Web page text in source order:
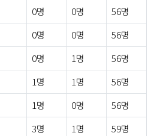
0명 0명
56명
0명 0명
56명
0명 1명
56명
1명 1명
56명
1명 0명
56명
3명 1명
59명